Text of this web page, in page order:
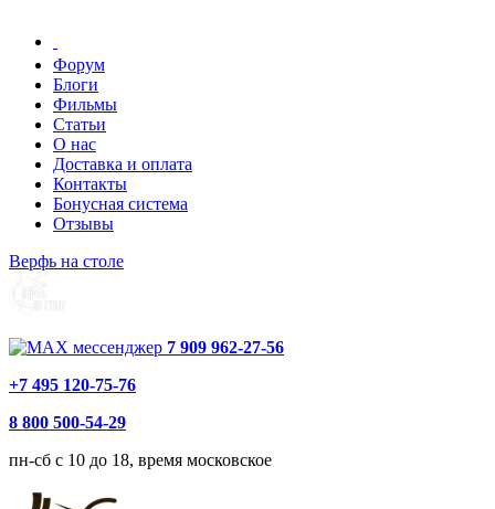
Форум
Блоги
Фильмы
Статьи
О нас
Доставка и оплата
Контакты
Бонусная система
Отзывы
Верфь на столе
7 909 962-27-56
+7 495 120-75-76
8 800 500-54-29
пн-сб с 10 до 18, время московское